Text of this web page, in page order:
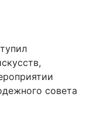
совета